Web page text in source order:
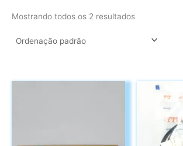
Mostrando todos os 2 resultados